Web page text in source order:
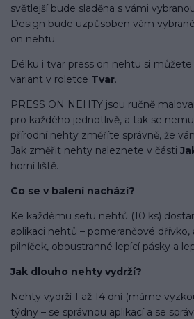
světlejší bude sladěna s vámi
Design bude uzpůsoben vám
on nehtu.
Délku i tvar press on nehtu si
variant v roletce Tvar.
PRESS ON NEHTY jsou ručně
pro každého jednotlivě, a tak se
přírodní nehty změříte správně, že
Jak změřit nehty naleznete v části
horní liště.
Co se v balení nachází?
Ke každému setu nehtů (10 ks)
aplikaci nehtů – pomerančové
pilníček, oboustranné lepící pásky a
Jak dlouho nehty vydrží?
Nehty vydrží 1 až 14 dní (máme
týdny – se správnou aplikací a se